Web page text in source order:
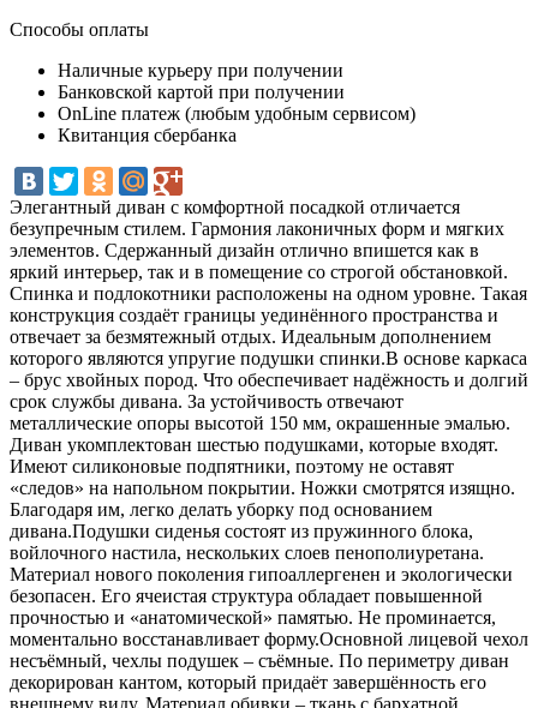
Способы оплаты
Наличные курьеру при получении
Банковской картой при получении
OnLine платеж (любым удобным сервисом)
Квитанция сбербанка
Элегантный диван с комфортной посадкой отличается
безупречным стилем. Гармония лаконичных форм и мягких
элементов. Сдержанный дизайн отлично впишется как в
яркий интерьер, так и в помещение со строгой обстановкой.
Спинка и подлокотники расположены на одном уровне. Такая
конструкция создаёт границы уединённого пространства и
отвечает за безмятежный отдых. Идеальным дополнением
которого являются упругие подушки спинки.В основе каркаса
– брус хвойных пород. Что обеспечивает надёжность и долгий
срок службы дивана. За устойчивость отвечают
металлические опоры высотой 150 мм, окрашенные эмалью.
Диван укомплектован шестью подушками, которые входят.
Имеют силиконовые подпятники, поэтому не оставят
«следов» на напольном покрытии. Ножки смотрятся изящно.
Благодаря им, легко делать уборку под основанием
дивана.Подушки сиденья состоят из пружинного блока,
войлочного настила, нескольких слоев пенополиуретана.
Материал нового поколения гипоаллергенен и экологически
безопасен. Его ячеистая структура обладает повышенной
прочностью и «анатомической» памятью. Не проминается,
моментально восстанавливает форму.Основной лицевой чехол
несъёмный, чехлы подушек – съёмные. По периметру диван
декорирован кантом, который придаёт завершённость его
внешнему виду. Материал обивки – ткань с бархатной